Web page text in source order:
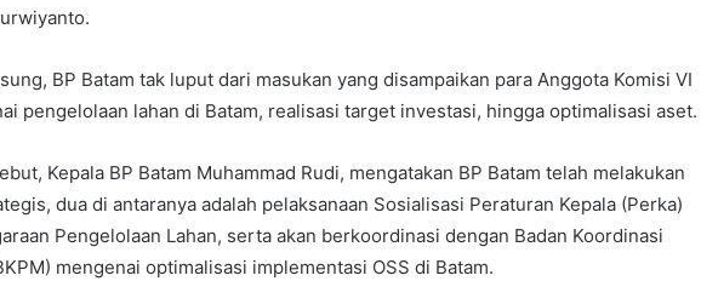
BP Batam tak luput dari masukan yang disampaikan para Anggota Komisi VI
pengelolaan lahan di Batam, realisasi target investasi, hingga optimalisasi aset.
Kepala BP Batam Muhammad Rudi, mengatakan BP Batam telah melakukan
dua di antaranya adalah pelaksanaan Sosialisasi Peraturan Kepala (Perka)
Pengelolaan Lahan, serta akan berkoordinasi dengan Badan Koordinasi
mengenai optimalisasi implementasi OSS di Batam.